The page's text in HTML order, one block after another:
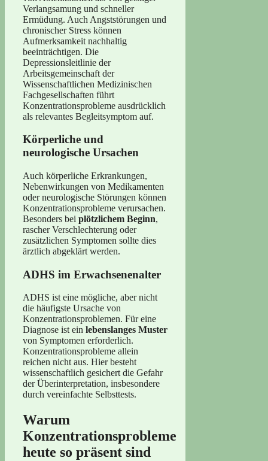
Verlangsamung und schneller
Ermüdung. Auch Angststörungen und
chronischer Stress können
Aufmerksamkeit nachhaltig
beeinträchtigen. Die
Depressionsleitlinie der
Arbeitsgemeinschaft der
Wissenschaftlichen Medizinischen
Fachgesellschaften führt
Konzentrationsprobleme ausdrücklich
als relevantes Begleitsymptom auf.
Körperliche und
neurologische Ursachen
Auch körperliche Erkrankungen,
Nebenwirkungen von Medikamenten
oder neurologische Störungen können
Konzentrationsprobleme verursachen.
Besonders bei plötzlichem Beginn,
rascher Verschlechterung oder
zusätzlichen Symptomen sollte dies
ärztlich abgeklärt werden.
ADHS im Erwachsenenalter
ADHS ist eine mögliche, aber nicht
die häufigste Ursache von
Konzentrationsproblemen. Für eine
Diagnose ist ein lebenslanges Muster
von Symptomen erforderlich.
Konzentrationsprobleme allein
reichen nicht aus. Hier besteht
wissenschaftlich gesichert die Gefahr
der Überinterpretation, insbesondere
durch vereinfachte Selbsttests.
Warum
Konzentrationsprobleme
heute so präsent sind